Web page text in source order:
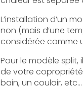
L’installation d’un
non (mais d’une
considérée comme
Pour le modèle
de votre
bain, un couloir, etc…